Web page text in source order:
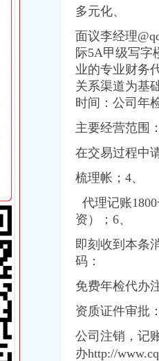
泉州易登网
营业执照-邵58同城
务周到_志趣网
同城
工商代办/代账会计/公司注册结
册、年检、变更,广州大
价格,厂家,公司注册服务-搜
册地址一_志趣网
免费为您注册公司】-巴南巴南
址】-南岸南岸周边易登网
税？-爱喇叭网
图
账
册可提供地址-直辖市重庆专利
审计验资、内部审计、服务专业
教得好_云同盟
坡石桥铺职业培训-重庆赶集网
新闻-湖北省地方税务局
中大坪职业培训-重庆赶集网
工商注册-工商年检】价格,
认定做账报税！_【会计服务】
多元化、
面议李经理
际5A甲级写字
业的专业财务
关系渠道为基
时间：公司年
主要经营范围
在交易过程中
梳理帐；4、
代理记账
资）；6、
即刻收到本条
码：
免费年检代办
资质证件审批
公司注销，记
办http://